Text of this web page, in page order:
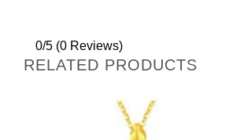
0/5 (0 Reviews)
RELATED PRODUCTS